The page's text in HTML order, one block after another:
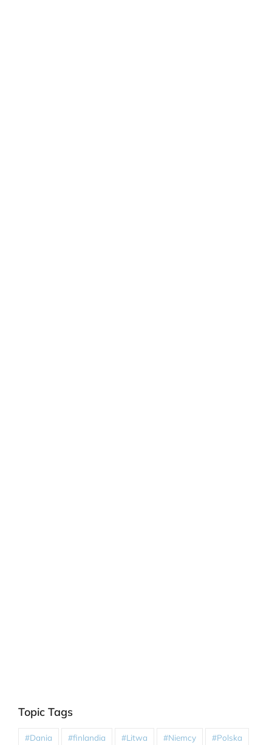
Topic Tags
#Dania #finlandia #Litwa #Niemcy #Polska